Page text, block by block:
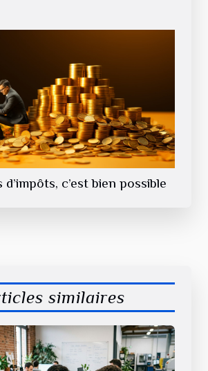
c’est bien possible
similaires